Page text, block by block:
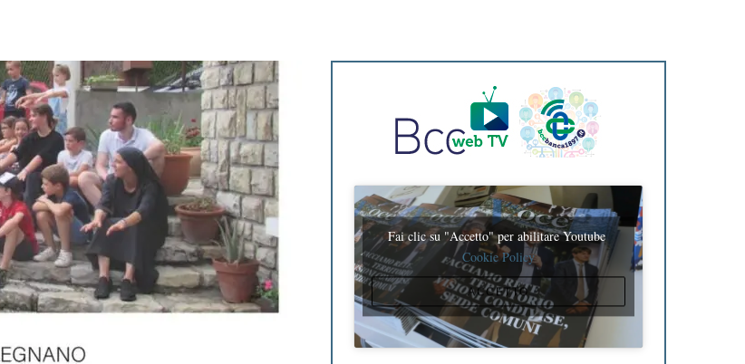
Fai clic su "Accetto" per abilitare Youtube
Cookie Policy
ACCETTO